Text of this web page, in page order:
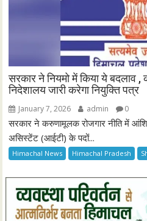
सरकार ने नियमो में किया ये
निदेशालय जारी करेगा नियुक्ति पत्र
January 7, 2026 admin 0
सरकार ने करुणामूलक रोजगार नीति में
असिस्टेंट (आईटी) के पदों...
Himachal News Himachal Pradesh